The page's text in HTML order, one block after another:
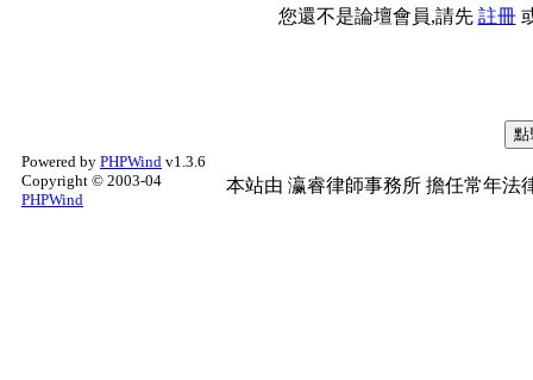
您還不是論壇會員,請先 註冊
Powered by PHPWind v1.3.6
Copyright © 2003-04
PHPWind
本站由 瀛睿律師事務所 擔任常年法